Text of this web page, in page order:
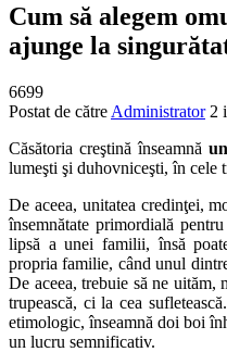
Cum să alegem
ajunge la
6699
Postat de către Administrator 2
Căsătoria creştină înseamnă
lumeşti şi duhovniceşti, în cele
De aceea, unitatea credinţei,
însemnătate primordială
lipsă a unei familii, însă
propria familie, când unul
De aceea, trebuie să ne uităm,
trupească, ci la cea
etimologic, înseamnă doi boi
un lucru semnificativ.